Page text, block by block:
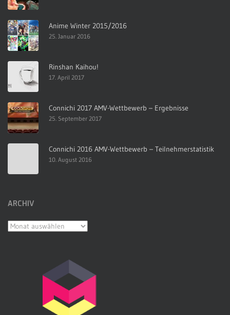
Anime Winter 2015/2016
25. Januar 2016
Rinshan Kaihou!
17. April 2017
Connichi 2017 AMV-Wettbewerb – Ergebnisse
25. September 2017
Connichi 2016 AMV-Wettbewerb – Teilnehmerstatistik
10. August 2016
ARCHIV
Archiv